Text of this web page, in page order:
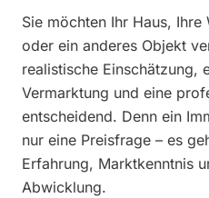
Sie möchten Ihr Haus,
oder ein anderes Objekt
realistische Einschätzung,
Vermarktung und eine
entscheidend. Denn ein
nur eine Preisfrage – es
Erfahrung, Marktkenntnis
Abwicklung.